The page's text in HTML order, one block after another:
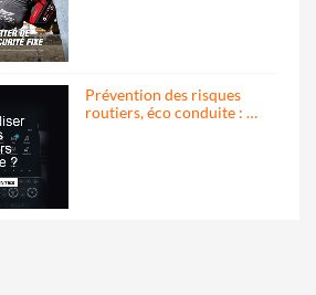
Prévention des risques
routiers, éco conduite : …